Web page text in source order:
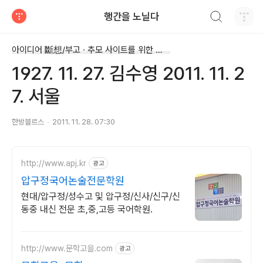
행간을 노닐다
아이디어 斷想/부고 · 추모 사이트를 위한 斷想
1927. 11. 27. 김수영 2011. 11. 2
7. 서울
한방블르스 2011. 11. 28. 07:30
http://www.apj.kr 광고
압구정국어논술전문학원
현대/압구정/성수고 및 압구정/신사/신구/신
동중 내신 전문 초,중,고등 국어학원.
http://www.문학고을.com 광고